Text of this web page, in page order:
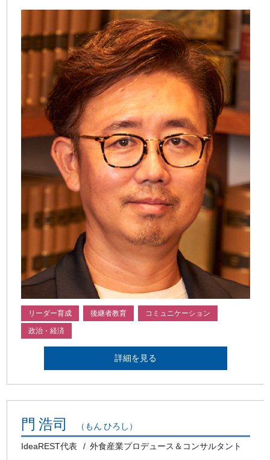
リーダー育成 後継者教育 コミュニケーション
政治・経済
詳細を見る
門 浩司 （もん ひろし）
IdeaREST代表 外食産業プロデュース＆コンサルタント